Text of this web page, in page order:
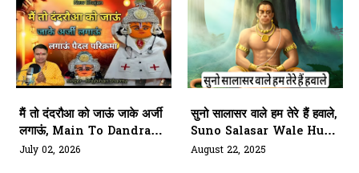
मैं तो दंदरौआ को जाऊं जाके अर्जी
लगाऊं, Main To Dandraua
Ko Jaaun
July 02, 2026
सुनो सालासर वाले हम तेरे हैं हवाले,
Suno Salasar Wale Hum
Tere Hawale
August 22, 2025